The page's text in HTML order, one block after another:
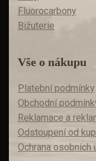
Fluorocarbony
Bižuterie
Vše o nákupu
Platební podmínky
Obchodní
Reklamace a
Odstoupení od
Ochrana osobních